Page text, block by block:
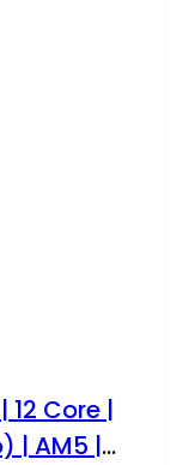
12 Core |
| AM5 |